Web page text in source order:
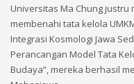
Universitas Ma Chung
membenahi tata kelola
Integrasi Kosmologi Jawa
Perancangan Model Tata
Budaya”, mereka berhasil